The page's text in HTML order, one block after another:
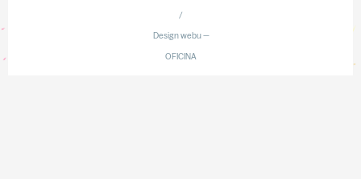
/
Design webu —
OFICINA